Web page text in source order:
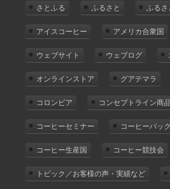
さとふる ふるさと ふる
アイスコーヒー アメリカ合衆国
ウェブサイト ウェブログ
オンラインストア グアテマラ
コロンビア コンセプトライン商品
コーヒーセミナー コーヒーバッ
コーヒー生産国 コーヒー競技会
トピック／お客様の声・実績など